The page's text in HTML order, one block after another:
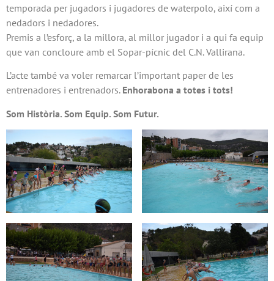
temporada per jugadors i jugadores de waterpolo, així com a
nedadors i nedadores.
Premis a l’esforç, a la millora, al millor jugador i a qui fa equip
que van concloure amb el Sopar-pícnic del C.N. Vallirana.
L’acte també va voler remarcar l’important paper de les
entrenadores i entrenadors. Enhorabona a totes i tots!
Som Història. Som Equip. Som Futur.